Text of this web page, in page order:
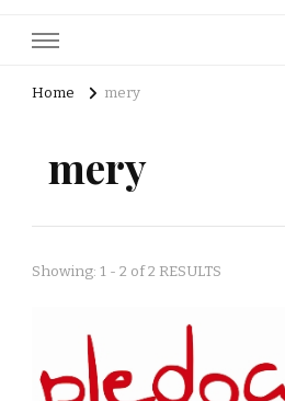
Home mery
mery
Showing: 1 - 2 of 2 RESULTS